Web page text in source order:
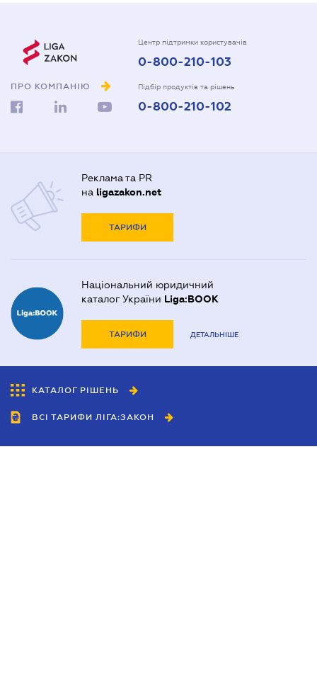
ПРО КОМПАНІЮ
Центр підтримки користувачів
0-800-210-103
Підбір продуктів та рішень
0-800-210-102
Реклама та PR
на ligazakon.net
ТАРИФИ
Національний юридичний
каталог України Liga:BOOK
ТАРИФИ ДЕТАЛЬНІШЕ
КАТАЛОГ РІШЕНЬ
ВСІ ТАРИФИ ЛІГА:ЗАКОН